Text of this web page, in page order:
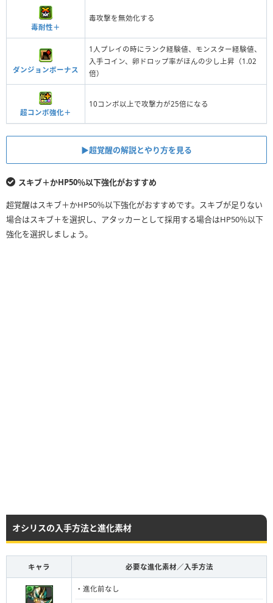
毒耐性＋
毒攻撃を無効化する
ダンジョンボーナス
1人プレイの時にランク経験値、モンスター経験値、
入手コイン、卵ドロップ率がほんの少し上昇（1.02
倍）
超コンボ強化＋
10コンボ以上で攻撃力が25倍になる
▶︎超覚醒の解説とやり方を見る
スキブ＋かHP50％以下強化がおすすめ
超覚醒はスキブ＋かHP50％以下強化がおすすめです。スキブが足りない
場合はスキブ＋を選択し、アタッカーとして採用する場合はHP50％以下
強化を選択しましょう。
オシリスの入手方法と進化素材
キャラ 必要な進化素材／入手方法
・進化前なし